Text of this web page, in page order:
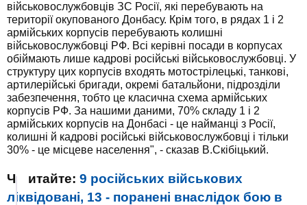
військовослужбовців ЗС Росії, які перебувають на
території окупованого Донбасу. Крім того, в рядах 1 і 2
армійських корпусів перебувають колишні
військовослужбовці РФ. Всі керівні посади в корпусах
обіймають лише кадрові російські військовослужбовці. У
структуру цих корпусів входять мотострілецькі, танкові,
артилерійські бригади, окремі батальйони, підрозділи
забезпечення, тобто це класична схема армійських
корпусів РФ. За нашими даними, 70% складу 1 і 2
армійських корпусів на Донбасі - це найманці з Росії,
колишні й кадрові російські військовослужбовці і тільки
30% - це місцеве населення", - сказав В.Скібіцький.
Ч итайте: 9 російських військових
ліквідовані, 13 - поранені внаслідок бою в